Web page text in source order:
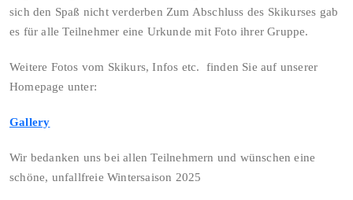
sich den Spaß nicht verderben Zum Abschluss des Skikurses gab
es für alle Teilnehmer eine Urkunde mit Foto ihrer Gruppe.
Weitere Fotos vom Skikurs, Infos etc. finden Sie auf unserer
Homepage unter:
Gallery
Wir bedanken uns bei allen Teilnehmern und wünschen eine
schöne, unfallfreie Wintersaison 2025